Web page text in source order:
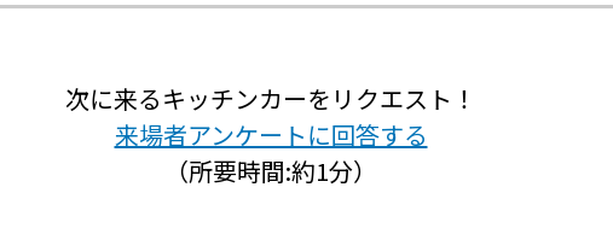
次に来るキッチンカーをリクエスト！
来場者アンケートに回答する
（所要時間:約1分）